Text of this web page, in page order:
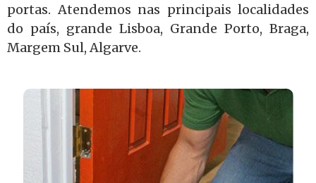
portas. Atendemos nas principais localidades
do país, grande Lisboa, Grande Porto, Braga,
Margem Sul, Algarve.